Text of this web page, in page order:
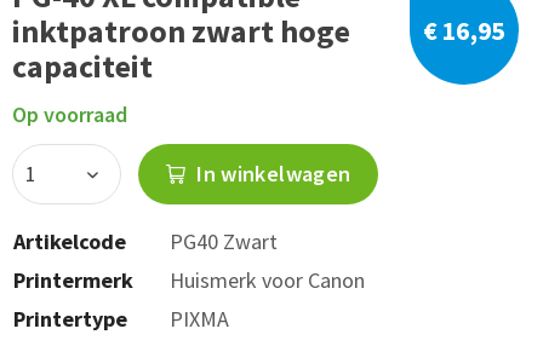
inktpatroon zwart hoge
capaciteit
€ 16,95
Op voorraad
In winkelwagen
Artikelcode
PG40 Zwart
Printermerk
Huismerk voor Canon
Printertype
PIXMA